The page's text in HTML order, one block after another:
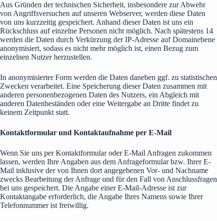
Aus Gründen der technischen Sicherheit, insbesondere zur Abwehr
von Angriffsversuchen auf unseren Webserver, werden diese Daten
von uns kurzzeitig gespeichert. Anhand dieser Daten ist uns ein
Rückschluss auf einzelne Personen nicht möglich. Nach spätestens 14
werden die Daten durch Verkürzung der IP-Adresse auf Domainebene
anonymisiert, sodass es nicht mehr möglich ist, einen Bezug zum
einzelnen Nutzer herzustellen.
In anonymisierter Form werden die Daten daneben ggf. zu statistischen
Zwecken verarbeitet. Eine Speicherung dieser Daten zusammen mit
anderen personenbezogenen Daten des Nutzers, ein Abgleich mit
anderen Datenbeständen oder eine Weitergabe an Dritte findet zu
keinem Zeitpunkt statt.
Kontaktformular und Kontaktaufnahme per E-Mail
Wenn Sie uns per Kontaktformular oder E-Mail Anfragen zukommen
lassen, werden Ihre Angaben aus dem Anfrageformular bzw. Ihrer E-
Mail inklusive der von Ihnen dort angegebenen Vor- und Nachname
zwecks Bearbeitung der Anfrage und für den Fall von Anschlussfragen
bei uns gespeichert. Die Angabe einer E-Mail-Adresse ist zur
Kontaktangabe erforderlich, die Angabe Ihres Namens sowie Ihrer
Telefonnummer ist freiwillig.